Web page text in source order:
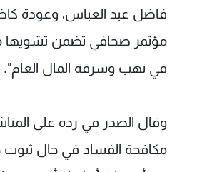
فاضل عبد العباس، وعودة
مؤتمر صحافي تضمن تشويها
في نهب وسرقة المال العام".
وقال الصدر في رده على
مكافحة الفساد في حال ثبوت